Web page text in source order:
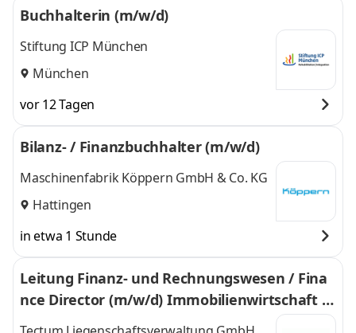
Buchhalterin (m/w/d)
Stiftung ICP München
München
vor 12 Tagen
Bilanz- / Finanzbuchhalter (m/w/d)
Maschinenfabrik Köppern GmbH & Co. KG
Hattingen
in etwa 1 Stunde
Leitung Finanz- und Rechnungswesen / Fina
nce Director (m/w/d) Immobilienwirtschaft |
Berlin-Mitte